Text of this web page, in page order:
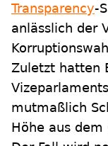
Transparency-
anlässlich der
Zuletzt hatten
mutmaßlich
Höhe aus